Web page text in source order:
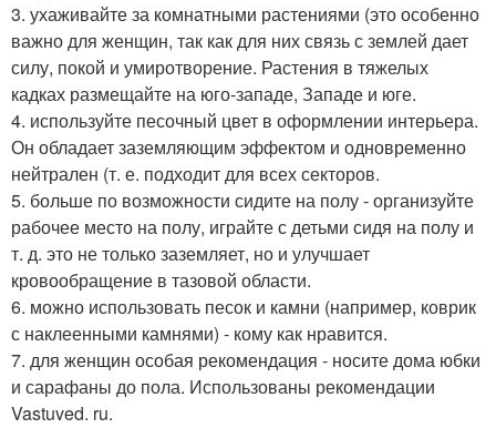
3. ухаживайте за комнатными растениями (это особенно
важно для женщин, так как для них связь с землей дает
силу, покой и умиротворение. Растения в тяжелых
кадках размещайте на юго-западе, Западе и юге.
4. используйте песочный цвет в оформлении интерьера.
Он обладает заземляющим эффектом и одновременно
нейтрален (т. е. подходит для всех секторов.
5. больше по возможности сидите на полу - организуйте
рабочее место на полу, играйте с детьми сидя на полу и
т. д. это не только заземляет, но и улучшает
кровообращение в тазовой области.
6. можно использовать песок и камни (например, коврик
с наклеенными камнями) - кому как нравится.
7. для женщин особая рекомендация - носите дома юбки
и сарафаны до пола. Использованы рекомендации
Vastuved. ru.